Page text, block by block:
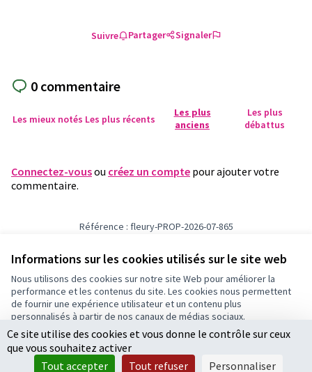
Informations sur les cookies utilisés sur le site web
Nous utilisons des cookies sur notre site Web pour améliorer la
performance et les contenus du site. Les cookies nous permettent
de fournir une expérience utilisateur et un contenu plus
personnalisés à partir de nos canaux de médias sociaux.
Tout accepter
Accepter seulement les cookies essentiels
Suivre Partager Signaler
0 commentaire
Les mieux notés Les plus récents
Les plus
anciens
Les plus
débattus
Connectez-vousou créez un compte pour ajouter votre
commentaire.
Référence : fleury-PROP-2026-07-865
Vérifiez l'empreinte numérique
Conditions d'utilisation
Paramètres des cookies
Licence
(Lien
Ce site utilise des cookies et vous donne le contrôle sur ceux
que vous souhaitez activer
Tout accepter
Tout refuser Personnaliser